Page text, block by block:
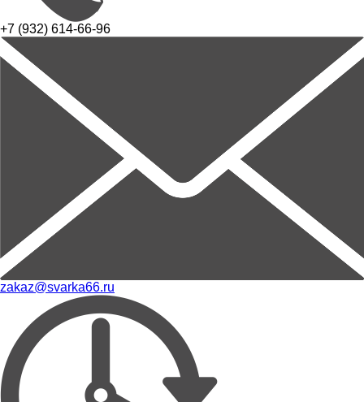
+7 (932) 614-66-96
zakaz@svarka66.ru